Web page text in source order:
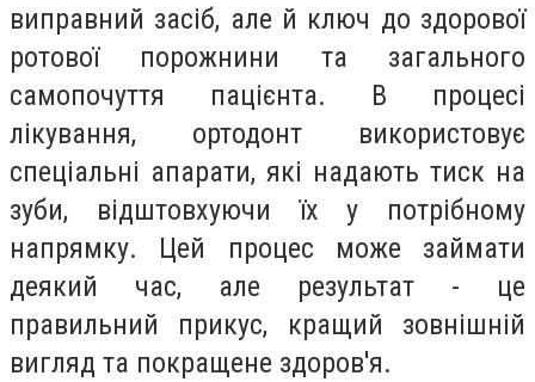
виправний засіб, але й ключ до здорової
ротової порожнини та загального
самопочуття пацієнта. В процесі
лікування, ортодонт використовує
спеціальні апарати, які надають тиск на
зуби, відштовхуючи їх у потрібному
напрямку. Цей процес може займати
деякий час, але результат - це
правильний прикус, кращий зовнішній
вигляд та покращене здоров'я.